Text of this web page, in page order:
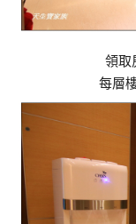
領取
每層